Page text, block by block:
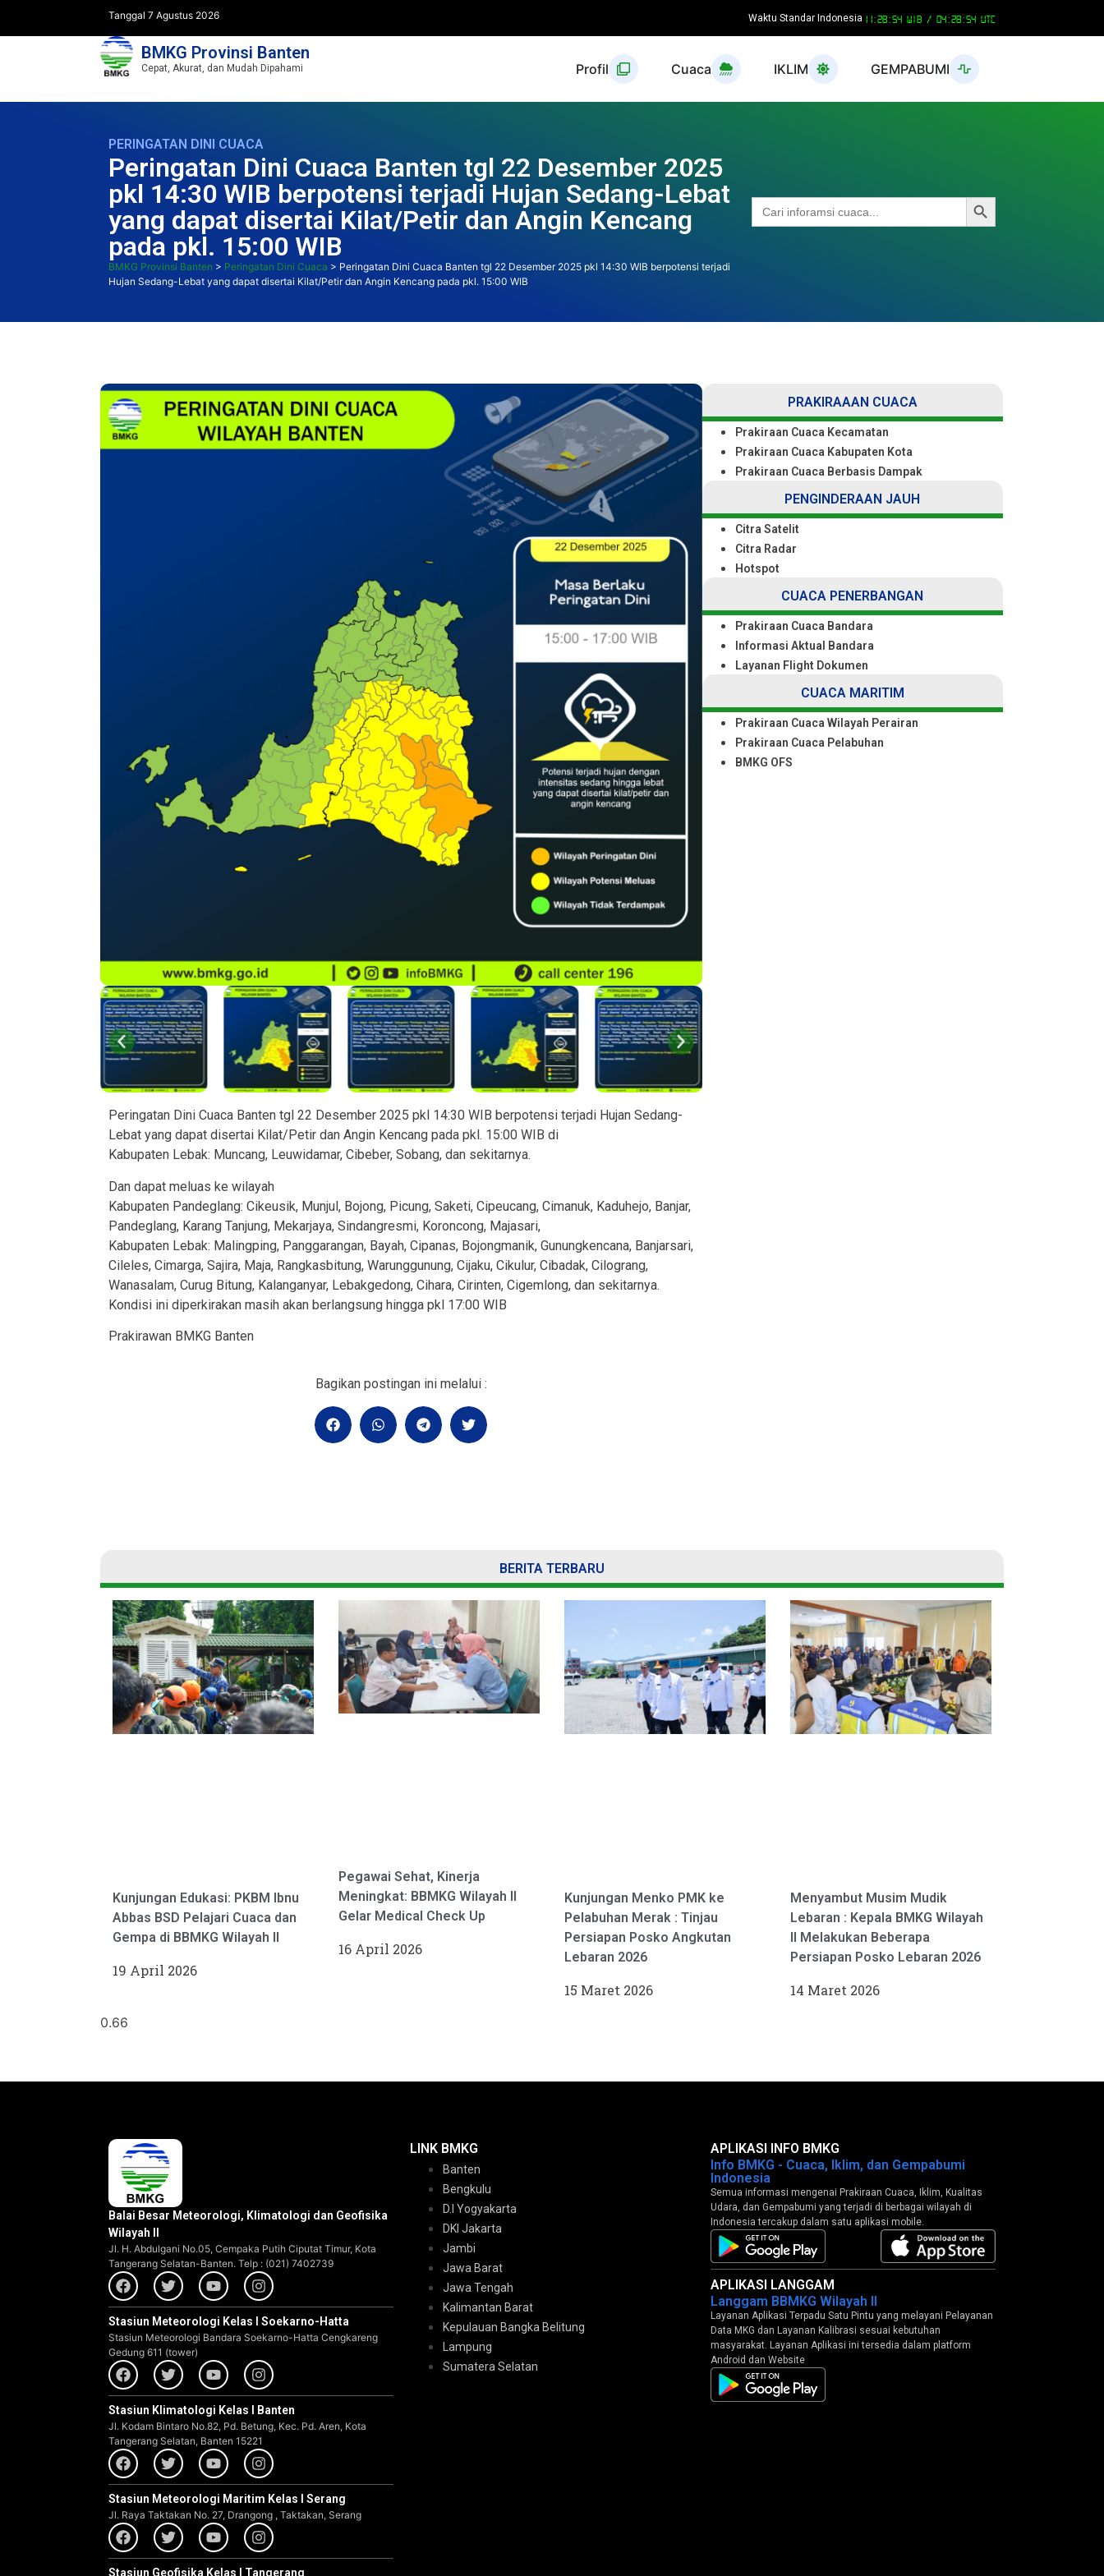
Tanggal 7 Agustus 2026 Waktu Standar Indonesia 11:28:55 WIB / 04:28:55 UTC
BMKG Provinsi Banten
Cepat, Akurat, dan Mudah Dipahami Profil Cuaca IKLIM GEMPABUMI
PERINGATAN DINI CUACA
Peringatan Dini Cuaca Banten tgl 22 Desember 2025
pkl 14:30 WIB berpotensi terjadi Hujan Sedang-Lebat
yang dapat disertai Kilat/Petir dan Angin Kencang
pada pkl. 15:00 WIB
BMKG Provinsi Banten > Peringatan Dini Cuaca > Peringatan Dini Cuaca Banten tgl 22 Desember 2025 pkl 14:30 WIB berpotensi terjadi
Hujan Sedang-Lebat yang dapat disertai Kilat/Petir dan Angin Kencang pada pkl. 15:00 WIB
Search
for:
Search Button
Peringatan Dini Cuaca Banten tgl 22 Desember 2025 pkl 14:30 WIB berpotensi terjadi Hujan Sedang-
Lebat yang dapat disertai Kilat/Petir dan Angin Kencang pada pkl. 15:00 WIB di
Kabupaten Lebak: Muncang, Leuwidamar, Cibeber, Sobang, dan sekitarnya.
Dan dapat meluas ke wilayah
Kabupaten Pandeglang: Cikeusik, Munjul, Bojong, Picung, Saketi, Cipeucang, Cimanuk, Kaduhejo, Banjar,
Pandeglang, Karang Tanjung, Mekarjaya, Sindangresmi, Koroncong, Majasari,
Kabupaten Lebak: Malingping, Panggarangan, Bayah, Cipanas, Bojongmanik, Gunungkencana, Banjarsari,
Cileles, Cimarga, Sajira, Maja, Rangkasbitung, Warunggunung, Cijaku, Cikulur, Cibadak, Cilograng,
Wanasalam, Curug Bitung, Kalanganyar, Lebakgedong, Cihara, Cirinten, Cigemlong, dan sekitarnya.
Kondisi ini diperkirakan masih akan berlangsung hingga pkl 17:00 WIB
Prakirawan BMKG Banten
Bagikan postingan ini melalui :
PRAKIRAAAN CUACA
Prakiraan Cuaca Kecamatan
Prakiraan Cuaca Kabupaten Kota
Prakiraan Cuaca Berbasis Dampak
PENGINDERAAN JAUH
Citra Satelit
Citra Radar
Hotspot
CUACA PENERBANGAN
Prakiraan Cuaca Bandara
Informasi Aktual Bandara
Layanan Flight Dokumen
CUACA MARITIM
Prakiraan Cuaca Wilayah Perairan
Prakiraan Cuaca Pelabuhan
BMKG OFS
BERITA TERBARU
Kunjungan Edukasi: PKBM Ibnu
Abbas BSD Pelajari Cuaca dan
Gempa di BBMKG Wilayah II
19 April 2026
Pegawai Sehat, Kinerja
Meningkat: BBMKG Wilayah II
Gelar Medical Check Up
16 April 2026
Kunjungan Menko PMK ke
Pelabuhan Merak : Tinjau
Persiapan Posko Angkutan
Lebaran 2026
15 Maret 2026
Menyambut Musim Mudik
Lebaran : Kepala BMKG Wilayah
II Melakukan Beberapa
Persiapan Posko Lebaran 2026
14 Maret 2026
Balai Besar Meteorologi, Klimatologi dan Geofisika
Wilayah II
Jl. H. Abdulgani No.05, Cempaka Putih Ciputat Timur, Kota
Tangerang Selatan-Banten. Telp : (021) 7402739
Stasiun Meteorologi Kelas I Soekarno-Hatta
Stasiun Meteorologi Bandara Soekarno-Hatta Cengkareng
Gedung 611 (tower)
Stasiun Klimatologi Kelas I Banten
Jl. Kodam Bintaro No.82, Pd. Betung, Kec. Pd. Aren, Kota
Tangerang Selatan, Banten 15221
Stasiun Meteorologi Maritim Kelas I Serang
Jl. Raya Taktakan No. 27, Drangong , Taktakan, Serang
Stasiun Geofisika Kelas I Tangerang
LINK BMKG
Banten
Bengkulu
D.I Yogyakarta
DKI Jakarta
Jambi
Jawa Barat
Jawa Tengah
Kalimantan Barat
Kepulauan Bangka Belitung
Lampung
Sumatera Selatan
APLIKASI INFO BMKG
Info BMKG - Cuaca, Iklim, dan Gempabumi
Indonesia
Semua informasi mengenai Prakiraan Cuaca, Iklim, Kualitas
Udara, dan Gempabumi yang terjadi di berbagai wilayah di
Indonesia tercakup dalam satu aplikasi mobile.
APLIKASI LANGGAM
Langgam BBMKG Wilayah II
Layanan Aplikasi Terpadu Satu Pintu yang melayani Pelayanan
Data MKG dan Layanan Kalibrasi sesuai kebutuhan
masyarakat. Layanan Aplikasi ini tersedia dalam platform
Android dan Website